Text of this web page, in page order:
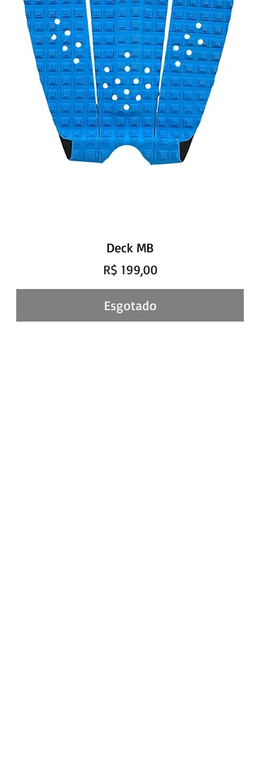
Deck MB
Preço
R$ 199,00
Esgotado